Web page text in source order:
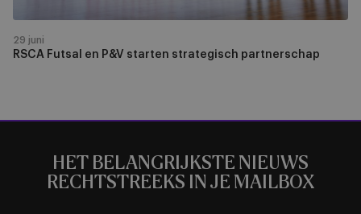
RSCA Futsal en P&V starten strategisch partnerschap
29 juni
HET BELANGRIJKSTE NIEUWS
RECHTSTREEKS IN JE MAILBOX